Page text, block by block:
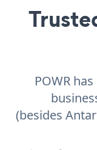
POWR
(besides